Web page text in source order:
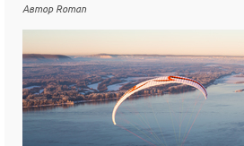
Автор Roman